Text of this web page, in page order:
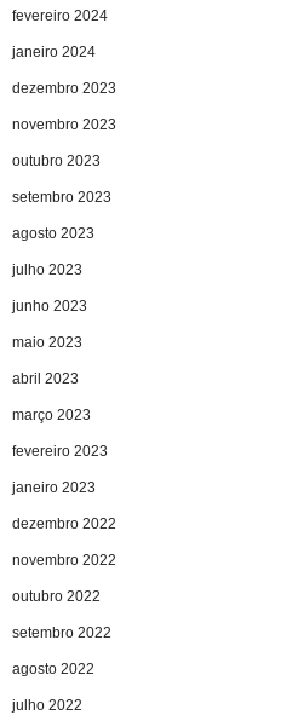
fevereiro 2024
janeiro 2024
dezembro 2023
novembro 2023
outubro 2023
setembro 2023
agosto 2023
julho 2023
junho 2023
maio 2023
abril 2023
março 2023
fevereiro 2023
janeiro 2023
dezembro 2022
novembro 2022
outubro 2022
setembro 2022
agosto 2022
julho 2022